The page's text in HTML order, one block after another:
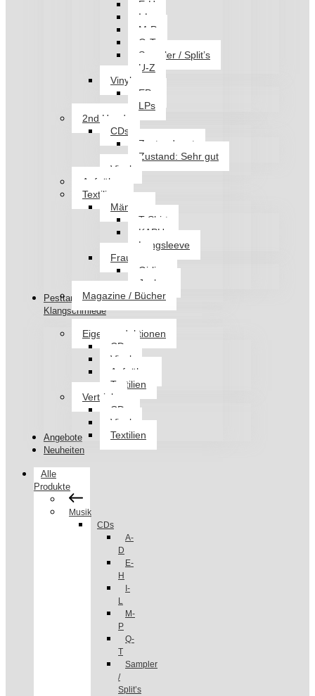
E-H
I-L
M-P
Q-T
Sampler / Split’s
U-Z
Vinyl
EPs
LPs
2nd Hand
CDs
Zustand: gut
Zustand: Sehr gut
Vinyl
Aufnäher
Textilien
Männer
T-Shirt
KAPU
Longsleeve
Frauen
Girlies
Jacken
Magazine / Bücher
Pesttanz
Klangschmiede
Eigenproduktionen
CDs
Vinyl
Aufnäher
Textilien
Vertrieb
CDs
Vinyl
Textilien
Angebote
Neuheiten
Alle
Produkte
Musik
CDs
A-
D
E-
H
I-
L
M-
P
Q-
T
Sampler
/
Split’s